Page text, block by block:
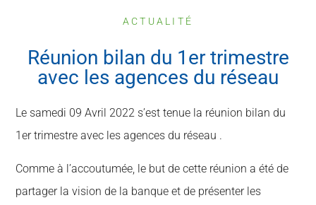
ACTUALITÉ
Réunion bilan du 1er trimestre
avec les agences du réseau
Le samedi 09 Avril 2022 s’est tenue la réunion bilan du
1er trimestre avec les agences du réseau .
Comme à l’accoutumée, le but de cette réunion a été de
partager la vision de la banque et de présenter les